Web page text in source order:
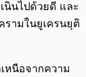
นินไปด้วยดี และ
รามในยูเครนยุติ
หนือจากความ